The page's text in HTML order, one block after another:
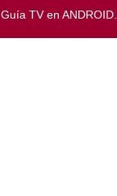
Guía TV en ANDROID.